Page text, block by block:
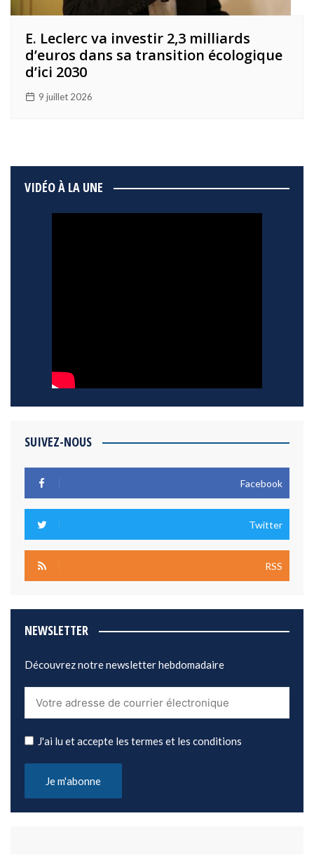
E. Leclerc va investir 2,3 milliards
d’euros dans sa transition écologique
d’ici 2030
9 juillet 2026
VIDÉO À LA UNE
SUIVEZ-NOUS
Facebook
Twitter
RSS
NEWSLETTER
Découvrez notre newsletter hebdomadaire
J'ai lu et accepte les termes et les conditions